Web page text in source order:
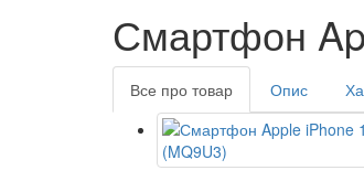
Смартфон
Все про товар Опис